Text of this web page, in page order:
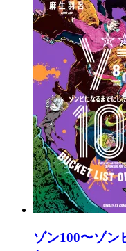
ゾン100〜ゾン